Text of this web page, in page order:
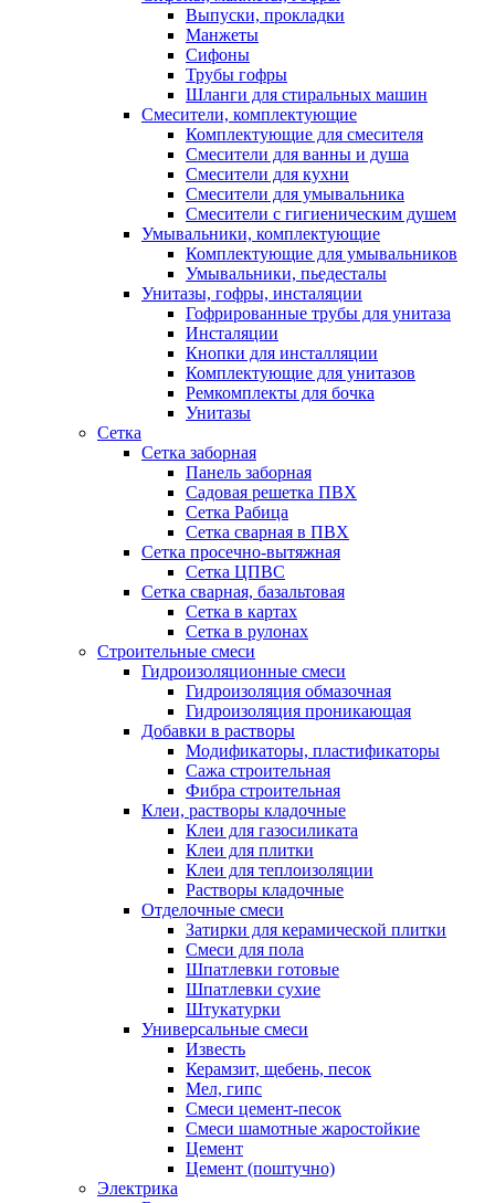
Выпуски, прокладки
Манжеты
Сифоны
Трубы гофры
Шланги для стиральных машин
Смесители, комплектующие
Комплектующие для смесителя
Смесители для ванны и душа
Смесители для кухни
Смесители для умывальника
Смесители с гигиеническим душем
Умывальники, комплектующие
Комплектующие для умывальников
Умывальники, пьедесталы
Унитазы, гофры, инсталяции
Гофрированные трубы для унитаза
Инсталяции
Кнопки для инсталляции
Комплектующие для унитазов
Ремкомплекты для бочка
Унитазы
Сетка
Сетка заборная
Панель заборная
Садовая решетка ПВХ
Сетка Рабица
Сетка сварная в ПВХ
Сетка просечно-вытяжная
Сетка ЦПВС
Сетка сварная, базальтовая
Сетка в картах
Сетка в рулонах
Строительные смеси
Гидроизоляционные смеси
Гидроизоляция обмазочная
Гидроизоляция проникающая
Добавки в растворы
Модификаторы, пластификаторы
Сажа строительная
Фибра строительная
Клеи, растворы кладочные
Клеи для газосиликата
Клеи для плитки
Клеи для теплоизоляции
Растворы кладочные
Отделочные смеси
Затирки для керамической плитки
Смеси для пола
Шпатлевки готовые
Шпатлевки сухие
Штукатурки
Универсальные смеси
Известь
Керамзит, щебень, песок
Мел, гипс
Смеси цемент-песок
Смеси шамотные жаростойкие
Цемент
Цемент (поштучно)
Электрика